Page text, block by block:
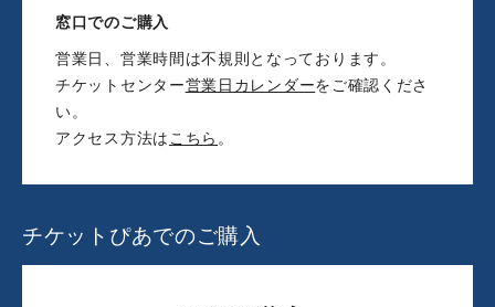
窓口でのご購入
営業日、営業時間は不規則となっております。
チケットセンター営業日カレンダーをご確認くださ
い。
アクセス方法は こちら 。
チケットぴあでのご購入